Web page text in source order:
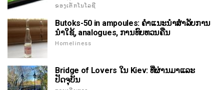
ຂອງເຕັກໂນໂລຊີ
Butoks-50 in ampoules: ຄໍາແນະນໍາສໍາລັບການ
ນໍາໃຊ້, analogues, ການທົບທວນຄືນ
Homeliness
Bridge of Lovers ໃນ Kiev: ທີ່ຜ່ານມາແລະ
ປັດຈຸບັນ